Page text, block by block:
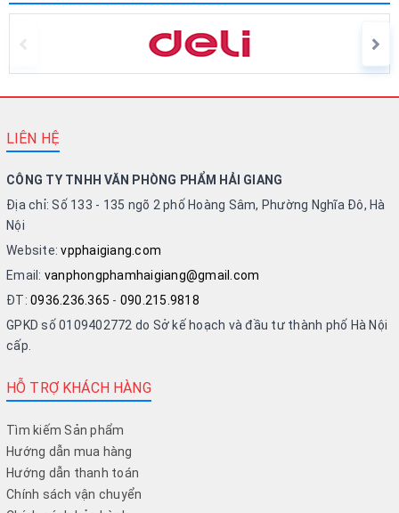
LIÊN HỆ
CÔNG TY TNHH VĂN PHÒNG PHẨM HẢI GIANG
Địa chỉ: Số 133 - 135 ngõ 2 phố Hoàng Sâm, Phường Nghĩa Đô, Hà
Nội
Website:vpphaigiang.com
Email: vanphongphamhaigiang@gmail.com
ĐT: 0936.236.365 - 090.215.9818
GPKD số 0109402772 do Sở kế hoạch và đầu tư thành phố Hà Nội
cấp.
HỖ TRỢ KHÁCH HÀNG
Tìm kiếm Sản phẩm
Hướng dẫn mua hàng
Hướng dẫn thanh toán
Chính sách vận chuyển